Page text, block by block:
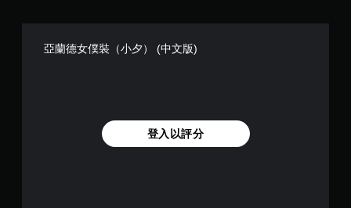
亞蘭德女僕裝（小夕） (中文版)
登入以評分